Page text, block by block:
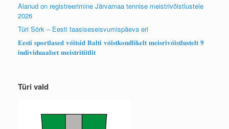
Alanud on registreerimine Järvamaa tennise meistrivõistlustele
2026
Türi Sörk – Eesti taasiseseisvumispäeva eri
𝐄𝐞𝐬𝐭𝐢 𝐬𝐩𝐨𝐫𝐭𝐥𝐚𝐬𝐞𝐝 𝐯𝐨̃𝐢𝐭𝐬𝐢𝐝 𝐁𝐚𝐥𝐭𝐢 𝐯𝐨̃𝐢𝐬𝐭𝐤𝐨𝐧𝐝𝐥𝐢𝐤𝐞𝐥𝐭 𝐦𝐞𝐢𝐬𝐫𝐢𝐯𝐨̃𝐢𝐬𝐭𝐥𝐮𝐬𝐭𝐞𝐥𝐭 𝟗
𝐢𝐧𝐝𝐢𝐯𝐢𝐝𝐮𝐚𝐚𝐥𝐬𝐞𝐭 𝐦𝐞𝐢𝐬𝐭𝐫𝐢𝐭𝐢𝐢𝐭𝐥𝐢𝐭
Türi vald